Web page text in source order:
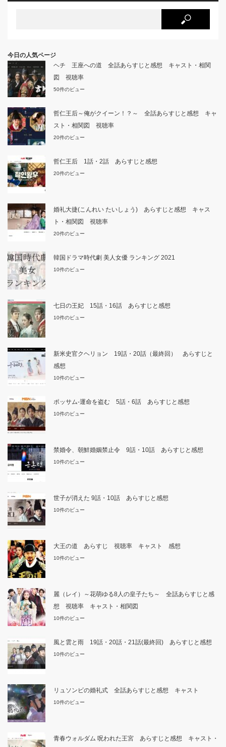
今日の人気ページ
ヘチ 王座への道 全話あらすじと感想 キャスト・相関
図 視聴率
50件のビュー
哲仁王后～俺がクイーン！？～ 全話あらすじと感想 キャ
スト・相関図 視聴率
20件のビュー
哲仁王后 1話・2話 あらすじと感想
20件のビュー
婚礼大捷(こんれい たいしょう) あらすじと感想 キャス
ト・相関図 視聴率
20件のビュー
韓国ドラマ時代劇 美人女優 ランキング 2021
10件のビュー
七日の王妃 15話・16話 あらすじと感想
10件のビュー
新米史官クヘリョン 19話・20話（最終回） あらすじと
感想
10件のビュー
ポッサム-運命を盗む 5話・6話 あらすじと感想
10件のビュー
禁婚令、朝鮮婚姻禁止令 9話・10話 あらすじと感想
10件のビュー
世子が消えた 9話・10話 あらすじと感想
10件のビュー
大王の道 あらすじ 視聴率 キャスト 感想
10件のビュー
麗（レイ）～花萌ゆる8人の皇子たち～ 全話あらすじと感
想 視聴率 キャスト・相関図
10件のビュー
風と雲と雨 19話・20話・21話(最終回) あらすじと感想
10件のビュー
リュソンビの婚礼式 全話あらすじと感想 キャスト
10件のビュー
青春ウォルダム 呪われた王宮 あらすじと感想 キャスト・